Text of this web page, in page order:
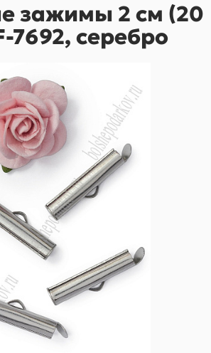
зажимы 2 см (20
7692, серебро